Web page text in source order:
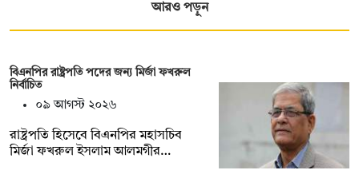
আরও পড়ুন
বিএনপির রাষ্ট্রপতি পদের জন্য মির্জা ফখরুল
নির্বাচিত
০৯ আগস্ট ২০২৬
রাষ্ট্রপতি হিসেবে বিএনপির মহাসচিব
মির্জা ফখরুল ইসলাম আলমগীর…